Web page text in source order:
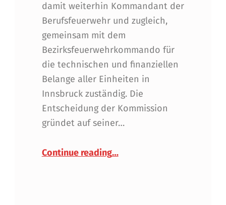
damit weiterhin Kommandant der
Berufsfeuerwehr und zugleich,
gemeinsam mit dem
Bezirksfeuerwehrkommando für
die technischen und finanziellen
Belange aller Einheiten in
Innsbruck zuständig. Die
Entscheidung der Kommission
gründet auf seiner…
Continue reading…